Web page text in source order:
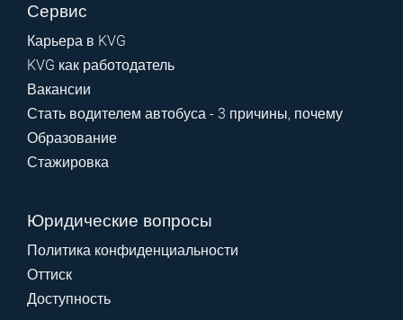
Сервис
Карьера в KVG
KVG как работодатель
Вакансии
Стать водителем автобуса - 3 причины, почему
Образование
Стажировка
Юридические вопросы
Политика конфиденциальности
Оттиск
Доступность